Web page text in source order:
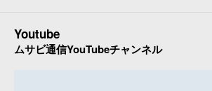
Youtube
ムサビ通信YouTubeチャンネル